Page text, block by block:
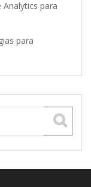
para
para